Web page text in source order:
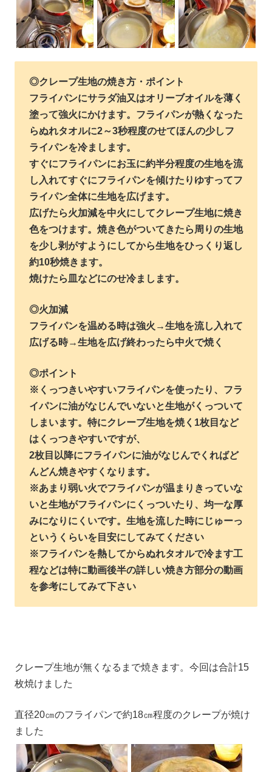
◎クレープ生地の焼き方・ポイント
フライパンにサラダ油又はオリーブオイルを薄く
塗って強火にかけます。フライパンが熱くなった
らぬれタオルに2～3秒程度のせてほんの少しフ
ライパンを冷まします。
すぐにフライパンにお玉に約半分程度の生地を流
し入れてすぐにフライパンを傾けたりゆすってフ
ライパン全体に生地を広げます。
広げたら火加減を中火にしてクレープ生地に焼き
色をつけます。焼き色がついてきたら周りの生地
を少し剥がすようにしてから生地をひっくり返し
約10秒焼きます。
焼けたら皿などにのせ冷まします。
◎火加減
フライパンを温める時は強火→生地を流し入れて
広げる時→生地を広げ終わったら中火で焼く
◎ポイント
※くっつきいやすいフライパンを使ったり、フラ
イパンに油がなじんでいないと生地がくっついて
しまいます。特にクレープ生地を焼く1枚目など
はくっつきやすいですが、
2枚目以降にフライパンに油がなじんでくればど
んどん焼きやすくなります。
※あまり弱い火でフライパンが温まりきっていな
いと生地がフライパンにくっついたり、均一な厚
みになりにくいです。生地を流した時にじゅーっ
というくらいを目安にしてみてください
※フライパンを熱してからぬれタオルで冷ます工
程などは特に動画後半の詳しい焼き方部分の動画
を参考にしてみて下さい
クレープ生地が無くなるまで焼きます。今回は合計15
枚焼けました
直径20㎝のフライパンで約18㎝程度のクレープが焼け
ました